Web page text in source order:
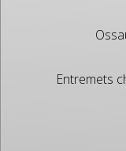
Entremets